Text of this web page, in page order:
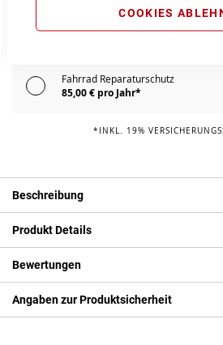
COOKIES
Fahrrad Komplettschutz
109,00 € pro Jahr*
Fahrrad Reparaturschutz
85,00 € pro Jahr*
*INKL. 19%
Beschreibung
Produkt Details
Bewertungen
Angaben zur Produktsicherheit